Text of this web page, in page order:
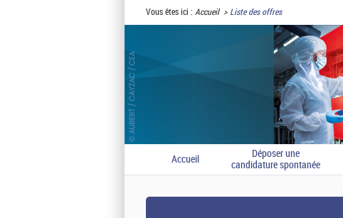
Vous êtes ici : Accueil Liste des offres
Accueil
Déposer une
candidature spontanée